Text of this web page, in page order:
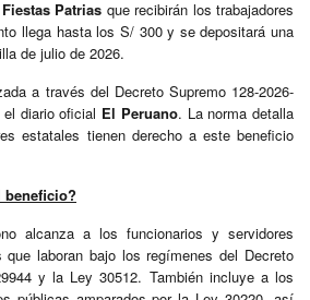
Fiestas Patrias que recibirán los trabajadores
llega hasta los S/ 300 y se depositará una
de julio de 2026.
a través del Decreto Supremo 128-2026-
diario oficial El Peruano. La norma detalla
estatales tienen derecho a este beneficio
beneficio?
alcanza a los funcionarios y servidores
que laboran bajo los regímenes del Decreto
y la Ley 30512. También incluye a los